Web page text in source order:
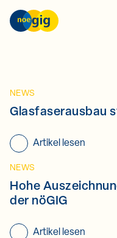
nöGIG – unser Netz.
NEWS
Glasfaserausbau
Artikel lesen
NEWS
Hohe
der nöGIG
Artikel lesen